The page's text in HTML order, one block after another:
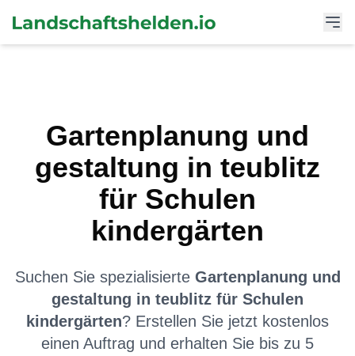
Gartenplanung und
gestaltung in teublitz
für Schulen
kindergärten
Suchen Sie spezialisierte Gartenplanung und
gestaltung in teublitz für Schulen
kindergärten? Erstellen Sie jetzt kostenlos
einen Auftrag und erhalten Sie bis zu 5